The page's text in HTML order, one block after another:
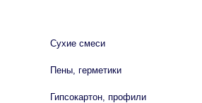
Сухие смеси
Пены, герметики
Гипсокартон, профили